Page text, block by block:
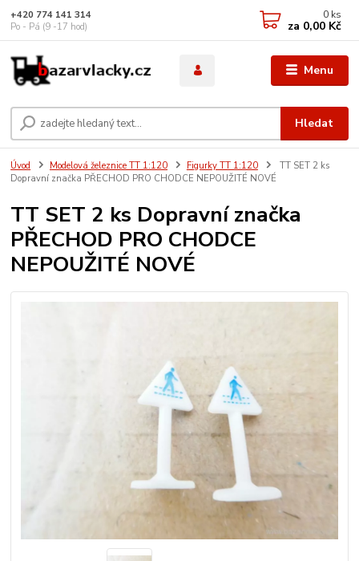
Menu
Hledat
+420 774 141 314
Po - Pá (9 -17 hod)
0 ks
za 0,00 Kč
Úvod Modelová železnice TT 1:120 Figurky TT 1:120
TT SET 2 ks
Dopravní značka PŘECHOD PRO CHODCE NEPOUŽITÉ NOVÉ
TT SET 2 ks Dopravní značka
PŘECHOD PRO CHODCE
NEPOUŽITÉ NOVÉ